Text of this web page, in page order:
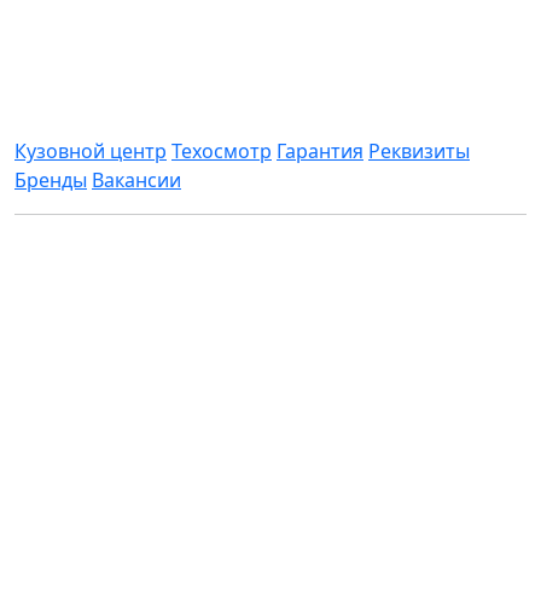
Кузовной центр Техосмотр Гарантия Реквизиты
Бренды Вакансии